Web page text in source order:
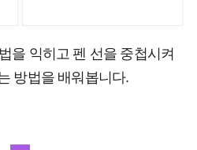
을 익히고 펜 선을 중첩시켜
방법을 배워봅니다.